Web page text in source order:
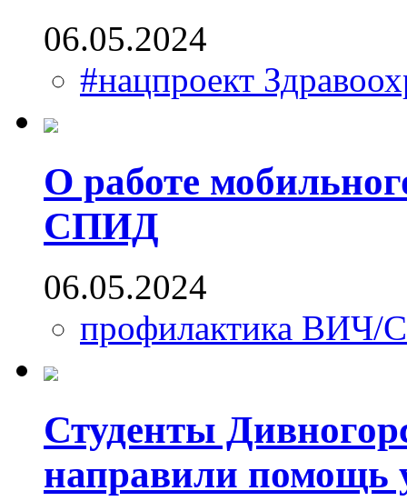
06.05.2024
#нацпроект
О работе
СПИД
06.05.2024
профилактика
Студенты
направили